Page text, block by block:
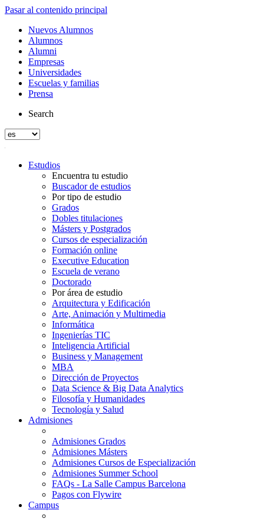
Pasar al contenido principal
Nuevos Alumnos
Alumnos
Alumni
Empresas
Universidades
Escuelas y familias
Prensa
Search
Estudios
Encuentra tu estudio
Buscador de estudios
Por tipo de estudio
Grados
Dobles titulaciones
Másters y Postgrados
Cursos de especialización
Formación online
Executive Education
Escuela de verano
Doctorado
Por área de estudio
Arquitectura y Edificación
Arte, Animación y Multimedia
Informática
Ingenierías TIC
Inteligencia Artificial
Business y Management
MBA
Dirección de Proyectos
Data Science & Big Data Analytics
Filosofía y Humanidades
Tecnología y Salud
Admisiones
Admisiones Grados
Admisiones Másters
Admisiones Cursos de Especialización
Admisiones Summer School
FAQs - La Salle Campus Barcelona
Pagos con Flywire
Campus